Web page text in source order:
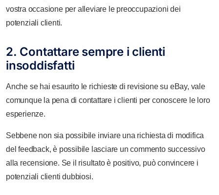
vostra occasione per alleviare le preoccupazioni dei
potenziali clienti.
2. Contattare sempre i clienti
insoddisfatti
Anche se hai esaurito le richieste di revisione su eBay, vale
comunque la pena di contattare i clienti per conoscere le loro
esperienze.
Sebbene non sia possibile inviare una richiesta di modifica
del feedback, è possibile lasciare un commento successivo
alla recensione. Se il risultato è positivo, può convincere i
potenziali clienti dubbiosi.